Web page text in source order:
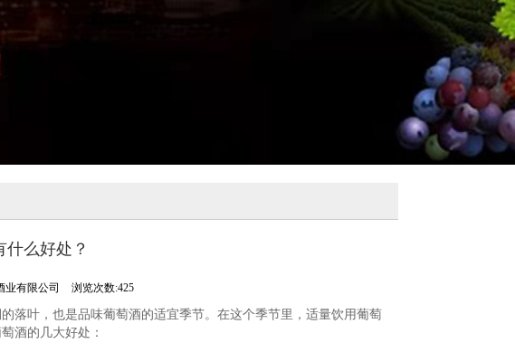
么好处？
业有限公司 浏览次数:425
落叶，也是品味葡萄酒的适宜季节。在这个季节里，适量饮用葡萄
酒的几大好处：